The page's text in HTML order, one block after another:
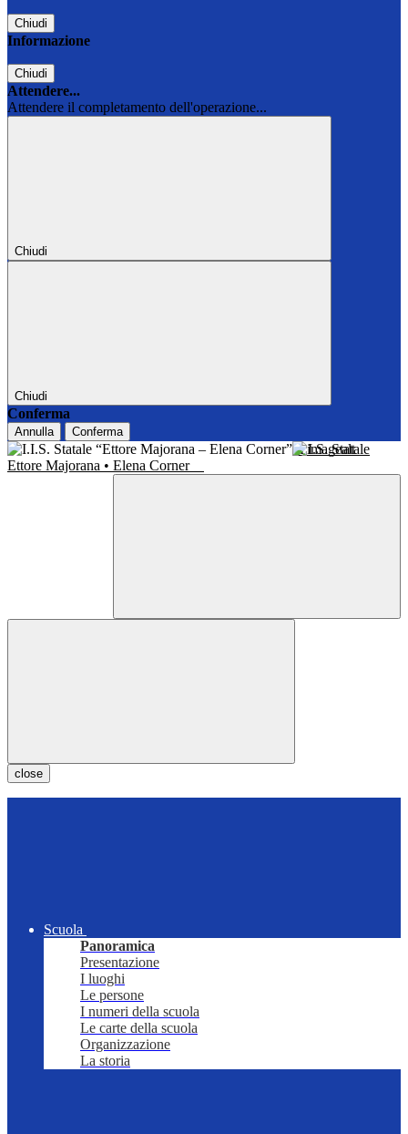
Chiudi
Informazione
Chiudi
Attendere...
Attendere il completamento dell'operazione...
Chiudi
Chiudi
Conferma
Annulla Conferma
I.I.S. Statale
Ettore Majorana • Elena Corner
close
Scuola
Panoramica
Presentazione
I luoghi
Le persone
I numeri della scuola
Le carte della scuola
Organizzazione
La storia